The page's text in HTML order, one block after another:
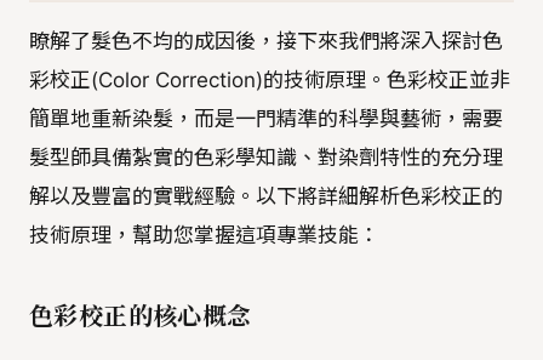
瞭解了髮色不均的成因後，接下來我們將深入探討色
彩校正(Color Correction)的技術原理。色彩校正並非
簡單地重新染髮，而是一門精準的科學與藝術，需要
髮型師具備紮實的色彩學知識、對染劑特性的充分理
解以及豐富的實戰經驗。以下將詳細解析色彩校正的
技術原理，幫助您掌握這項專業技能：
色彩校正的核心概念